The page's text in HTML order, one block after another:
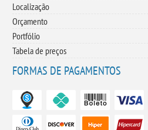
Localização
Orçamento
Portfólio
Tabela de preços
FORMAS DE PAGAMENTOS